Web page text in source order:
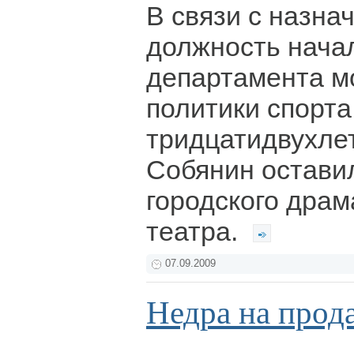
В связи с
должность
департамента
политики
Собянин
городского
театра.
07.09.2009
Недра на